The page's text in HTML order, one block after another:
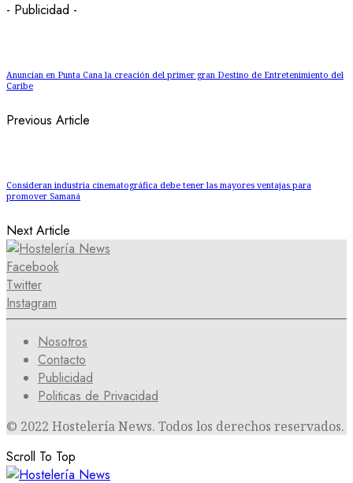
- Publicidad -
Anuncian en Punta Cana la creación del primer gran Destino de Entretenimiento del
Caribe
Previous Article
Consideran industria cinematográfica debe tener las mayores ventajas para
promover Samaná
Next Article
Facebook
Twitter
Instagram
Nosotros
Contacto
Publicidad
Politicas de Privacidad
© 2022 Hostelería News. Todos los derechos reservados.
Scroll To Top